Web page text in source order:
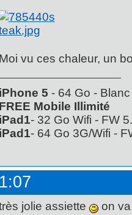
Moi vu ces chaleur, un
iPhone 5 - 64 Go -
FREE Mobile Illimité
iPad1- 32 Go Wifi - FW
iPad1- 64 Go 3G/Wifi -
jolie assiette on va